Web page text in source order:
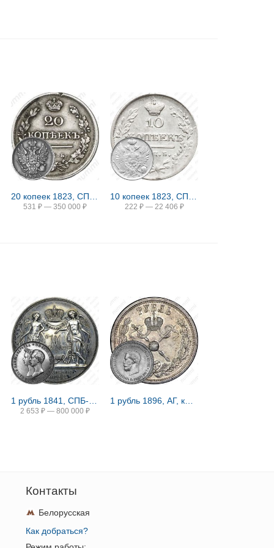
531 ₽ — 350 000 ₽ 222 ₽ — 22 406 ₽
2 653 ₽ — 800 000 ₽
Контакты
Белорусская
Как добраться?